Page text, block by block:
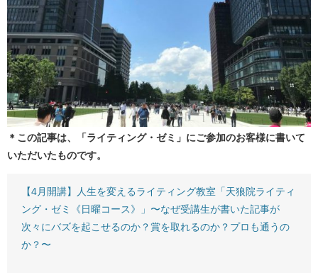
＊この記事は、「ライティング・ゼミ」にご参加のお客様に書いて
いただいたものです。
【4月開講】人生を変えるライティング教室「天狼院ライティ
ング・ゼミ《日曜コース》」〜なぜ受講生が書いた記事が
次々にバズを起こせるのか？賞を取れるのか？プロも通うの
か？〜